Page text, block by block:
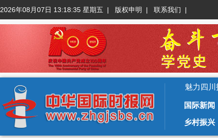
2026年08月07日 13:18:36 星期五 | 版权申明 | 联系我们 |
魅力四川
国际新闻
乡村振兴